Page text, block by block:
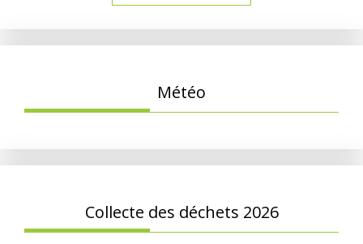
Météo
Collecte des déchets 2026